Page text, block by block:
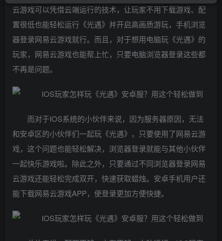
云游戏可以凭借云端运行的技术，让玩家不用下载游戏、配
置很低也能轻松运行《光遇》并开启高画质游玩，手机浏览
器登录网易云游戏就行。而且，对于想用电脑玩《光遇》的
玩家，网易云游戏也能帮上忙，只要电脑浏览器登录这些都
不再是问题。
而对于IOS系统的小伙伴来说，因为服务器原因，无法
和安卓区的小伙伴们一起玩《光遇》，只要使用了网易云游
戏，这个问题也能轻松解决，浏览器登录就能与其他小伙伴
一起快乐游戏啦。除此之外，只要通过不同浏览器登录网易
云游戏还能轻松完成双开，快速获取蜡烛。安卓手机用户还
能下载网易云游戏APP，使登录更加方便快捷。